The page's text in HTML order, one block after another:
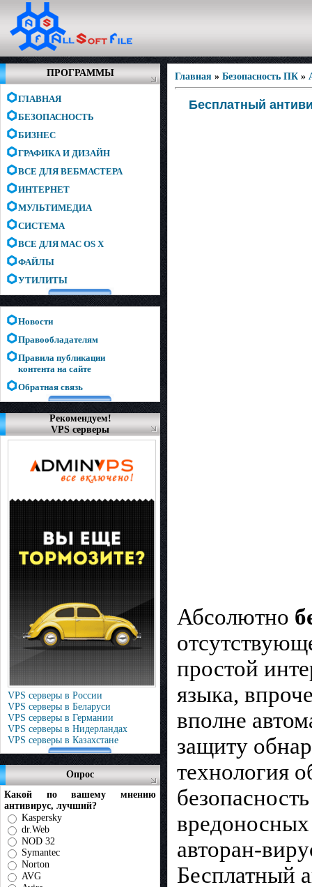
ПРОГРАММЫ
ГЛАВНАЯ
БЕЗОПАСНОСТЬ
БИЗНЕС
ГРАФИКА И ДИЗАЙН
ВСЕ ДЛЯ ВЕБМАСТЕРА
ИНТЕРНЕТ
МУЛЬТИМЕДИА
СИСТЕМА
ВСЕ ДЛЯ MAC OS X
ФАЙЛЫ
УТИЛИТЫ
Новости
Правообладателям
Правила публикации
контента на сайте
Обратная связь
Рекомендуем!
VPS серверы
VPS серверы в России
VPS серверы в Беларуси
VPS серверы в Германии
VPS серверы в Нидерландах
VPS серверы в Казахстане
Опрос
Какой по вашему мнению
антивирус, лучший?
Kaspersky
dr.Web
NOD 32
Symantec
Norton
AVG
Главная » Безопасность ПК »
Бесплатный
Абсолютно
простой
языка,
вполне
защиту
технология
авторан-
Бесплатный